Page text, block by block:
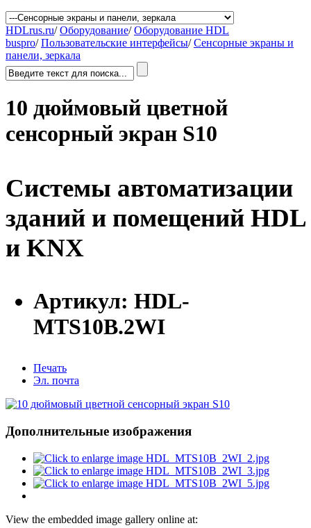
HDLrus.ru/Оборудование/Оборудование HDL
buspro/Пользовательские интерфейсы/Сенсорные экраны и
панели, зеркала
10 дюймовый цветной
сенсорный экран S10
Системы автоматизации
зданий и помещений HDL
и KNX
Артикул: HDL-
MTS10B.2WI
Печать
Эл. почта
Дополнительные изображения
View the embedded image gallery online at: